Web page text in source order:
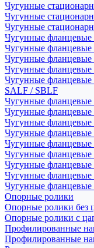
Чугунные
Чугунные
Чугунные
Чугунные фланцевые
Чугунные фланцевые
Чугунные фланцевые
Чугунные фланцевые
Чугунные
SALF / SBLF
Чугунные
Чугунные
Чугунные
Чугунные
Чугунные
Чугунные
Чугунные
Чугунные
Чугунные
Опорные ролики
Опорные ролики без
Опорные ролики с
Профилированные
Профилированные